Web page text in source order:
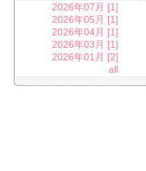
2026年07月 [1]
2026年05月 [1]
2026年04月 [1]
2026年03月 [1]
2026年01月 [2]
all